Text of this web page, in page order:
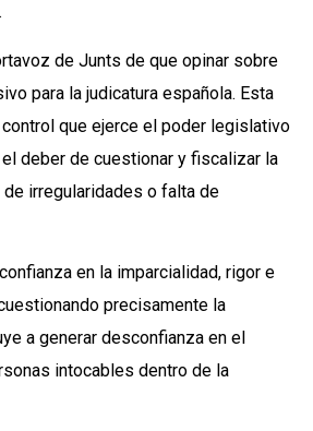
de Junts de que opinar sobre
para la judicatura española. Esta
que ejerce el poder legislativo
deber de cuestionar y fiscalizar la
irregularidades o falta de
en la imparcialidad, rigor e
precisamente la
a generar desconfianza en el
intocables dentro de la